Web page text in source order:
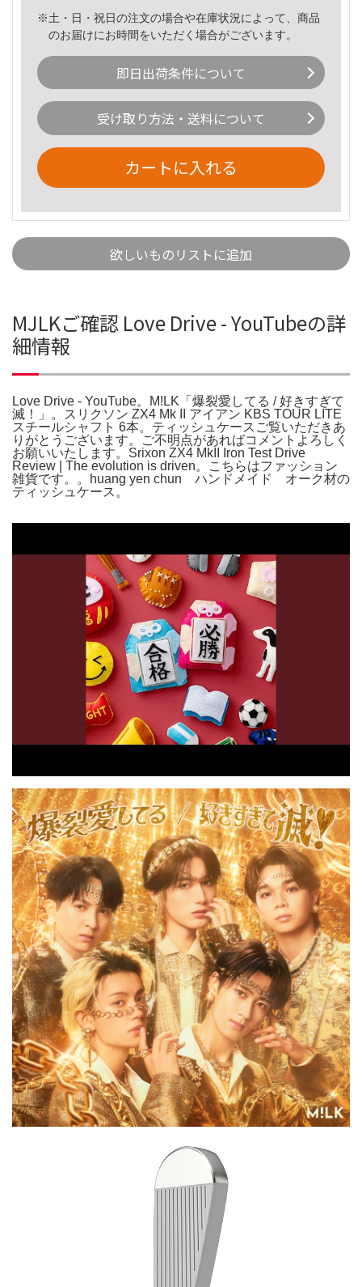
※土・日・祝日の注文の場合や在庫状況によって、商品
のお届けにお時間をいただく場合がございます。
即日出荷条件について
受け取り方法・送料について
カートに入れる
欲しいものリストに追加
MJLKご確認 Love Drive - YouTubeの詳
細情報
Love Drive - YouTube。M!LK「爆裂愛してる / 好きすぎて
滅！」。スリクソン ZX4 Mk II アイアン KBS TOUR LITE
スチールシャフト 6本。ティッシュケースご覧いただきあ
りがとうございます。ご不明点があればコメントよろしく
お願いいたします。Srixon ZX4 MkII Iron Test Drive
Review | The evolution is driven。こちらはファッション
雑貨です。。huang yen chun ハンドメイド オーク材の
ティッシュケース。